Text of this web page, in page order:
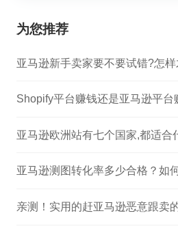
为您推荐
Shopify平台赚钱还是亚马逊平台
亚马逊欧洲站有七个国家,都适合
亚马逊测图转化率多少合格？如
亲测！实用的赶亚马逊恶意跟卖